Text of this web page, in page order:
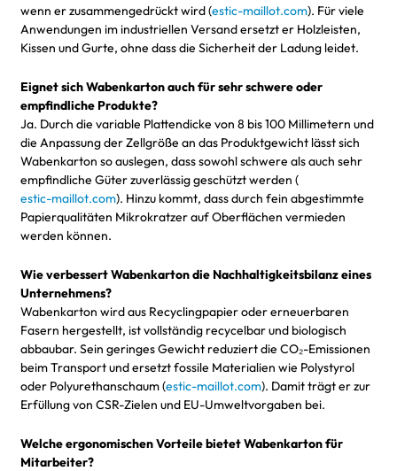
wenn er zusammengedrückt wird (estic-maillot.com). Für viele
Anwendungen im industriellen Versand ersetzt er Holzleisten,
Kissen und Gurte, ohne dass die Sicherheit der Ladung leidet.
Eignet sich Wabenkarton auch für sehr schwere oder
empfindliche Produkte?
Ja. Durch die variable Plattendicke von 8 bis 100 Millimetern und
die Anpassung der Zellgröße an das Produktgewicht lässt sich
Wabenkarton so auslegen, dass sowohl schwere als auch sehr
empfindliche Güter zuverlässig geschützt werden (
estic-maillot.com). Hinzu kommt, dass durch fein abgestimmte
Papierqualitäten Mikrokratzer auf Oberflächen vermieden
werden können.
Wie verbessert Wabenkarton die Nachhaltigkeitsbilanz eines
Unternehmens?
Wabenkarton wird aus Recyclingpapier oder erneuerbaren
Fasern hergestellt, ist vollständig recycelbar und biologisch
abbaubar. Sein geringes Gewicht reduziert die CO₂-Emissionen
beim Transport und ersetzt fossile Materialien wie Polystyrol
oder Polyurethanschaum (estic-maillot.com). Damit trägt er zur
Erfüllung von CSR-Zielen und EU-Umweltvorgaben bei.
Welche ergonomischen Vorteile bietet Wabenkarton für
Mitarbeiter?